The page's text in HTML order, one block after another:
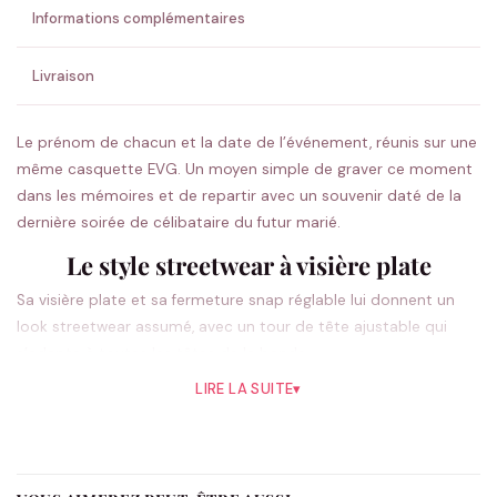
💚 Retour sous 24-48h🇫🇷 Flocage en France✅ Validation avant fabrication
Informations complémentaires
Livraison
Le prénom de chacun et la date de l’événement, réunis sur une
même casquette EVG. Un moyen simple de graver ce moment
dans les mémoires et de repartir avec un souvenir daté de la
dernière soirée de célibataire du futur marié.
Le style streetwear à visière plate
Sa visière plate et sa fermeture snap réglable lui donnent un
look streetwear assumé, avec un tour de tête ajustable qui
Indiquez le prénom de chaque participant et la date de l’EVG.
LIRE LA SUITE▾